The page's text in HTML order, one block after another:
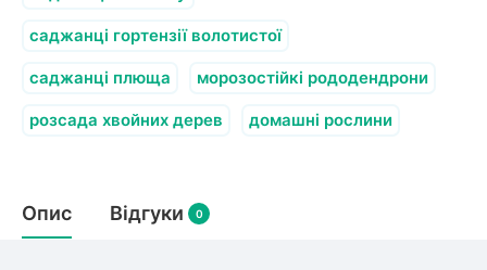
саджанці гортензії волотистої
саджанці плюща морозостійкі рододендрони
розсада хвойних дерев домашні рослини
Опис Відгуки 0